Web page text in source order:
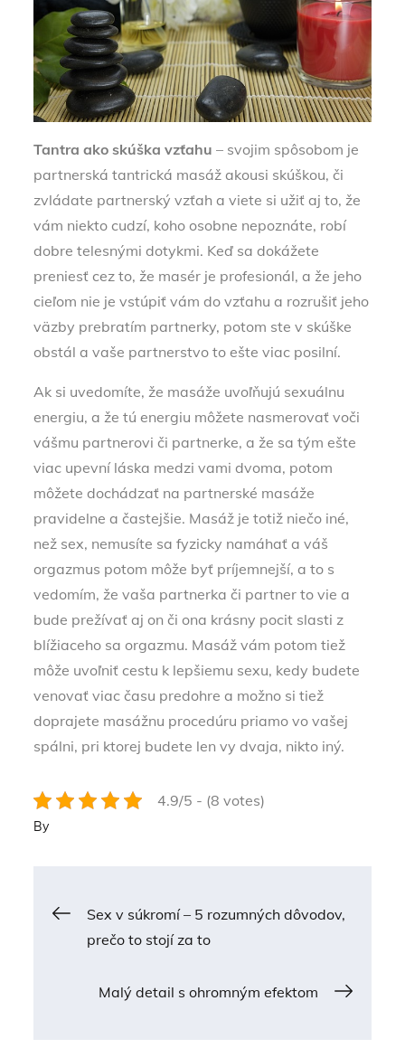
Tantraako skúška vzťahu– svojim spôsobom je
partnerská tantrická masáž akousi skúškou, či
zvládate partnerský vzťah a viete si užiť aj to, že
vám niekto cudzí, koho osobne nepoznáte, robí
dobre telesnými dotykmi. Keď sa dokážete
preniesť cez to, že masér je profesionál, a že jeho
cieľom nie je vstúpiť vám do vzťahu a rozrušiť jeho
väzby prebratím partnerky, potom ste v skúške
obstál a vaše partnerstvo to ešte viac posilní.
Ak si uvedomíte, že masáže uvoľňujú sexuálnu
energiu, a že tú energiu môžete nasmerovať voči
vášmu partnerovi či partnerke, a že sa tým ešte
viac upevní láska medzi vami dvoma, potom
môžete dochádzať na partnerské masáže
pravidelne a častejšie. Masáž je totiž niečo iné,
než sex, nemusíte sa fyzicky namáhať a váš
orgazmus potom môže byť príjemnejší, a to s
vedomím, že vaša partnerka či partner to vie a
bude prežívať aj on či ona krásny pocit slasti z
blížiaceho sa orgazmu. Masáž vám potom tiež
môže uvoľniť cestu k lepšiemu sexu, kedy budete
venovať viac času predohre a možno si tiež
doprajete masážnu procedúru priamo vo vašej
spálni, pri ktorej budete len vy dvaja, nikto iný.
4.9/5 - (8 votes)
By
Post
Sex v súkromí – 5 rozumných dôvodov,
prečo to stojí za to
Malý detail s ohromným efektom